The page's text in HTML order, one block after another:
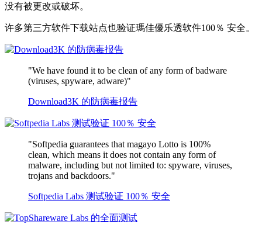
没有被更改或破坏。
许多第三方软件下载站点也验证瑪佳優乐透软件100％ 安全。
"We have found it to be clean of any form of badware
(viruses, spyware, adware)"
Download3K 的防病毒报告
"Softpedia guarantees that magayo Lotto is 100%
clean, which means it does not contain any form of
malware, including but not limited to: spyware, viruses,
trojans and backdoors."
Softpedia Labs 测试验证 100％ 安全